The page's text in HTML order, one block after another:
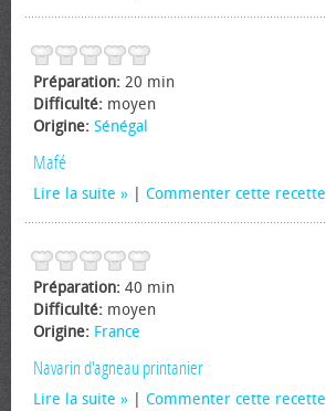
Préparation: 20 min
Difficulté: moyen
Origine: Sénégal
Mafé
Lire la suite Commenter cette recette
Préparation: 40 min
Difficulté: moyen
Origine: France
Navarin d'agneau printanier
Lire la suite Commenter cette recette